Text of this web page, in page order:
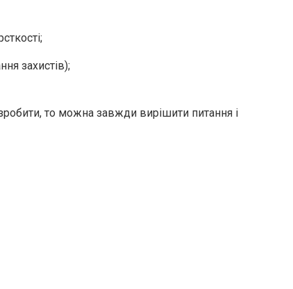
захистів);
то можна завжди вирішити питання і